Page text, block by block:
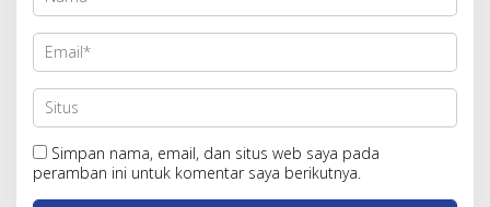
Simpan nama, email, dan situs web saya pada
peramban ini untuk komentar saya berikutnya.